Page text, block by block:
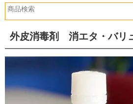
外皮消毒剤 消エタ・バリ